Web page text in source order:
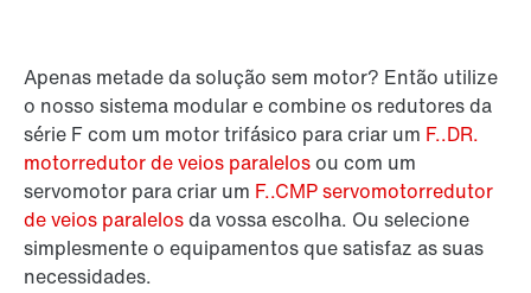
Apenas metade da solução sem motor? Então utilize
o nosso sistema modular e combine os redutores da
série F com um motor trifásico para criar um F..DR.
motorredutor de veios paralelosou com um
servomotor para criar um F..CMP servomotorredutor
de veios paralelosda vossa escolha. Ou selecione
simplesmente o equipamentos que satisfaz as suas
necessidades.